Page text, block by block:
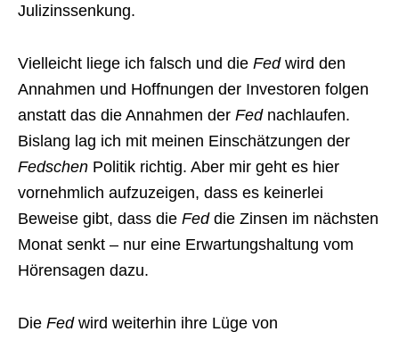
Julizinssenkung.
Vielleicht liege ich falsch und die Fedwird den
Annahmen und Hoffnungen der Investoren folgen
anstatt das die Annahmen der Fednachlaufen.
Bislang lag ich mit meinen Einschätzungen der
Fedschen Politik richtig. Aber mir geht es hier
vornehmlich aufzuzeigen, dass es keinerlei
Beweise gibt, dass die Feddie Zinsen im nächsten
Monat senkt – nur eine Erwartungshaltung vom
Hörensagen dazu.
Die Fedwird weiterhin ihre Lüge von